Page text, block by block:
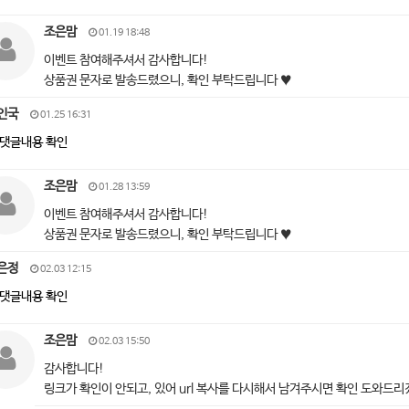
조은맘 01.19 18:48
이벤트 참여해주셔서 감사합니다!
상품권 문자로 발송드렸으니, 확인 부탁드립니다 ♥
국 01.25 16:31
댓글내용 확인
조은맘 01.28 13:59
이벤트 참여해주셔서 감사합니다!
상품권 문자로 발송드렸으니, 확인 부탁드립니다 ♥
정 02.03 12:15
댓글내용 확인
조은맘 02.03 15:50
감사합니다!
링크가 확인이 안되고, 있어 url 복사를 다시해서 남겨주시면 확인 도와드리